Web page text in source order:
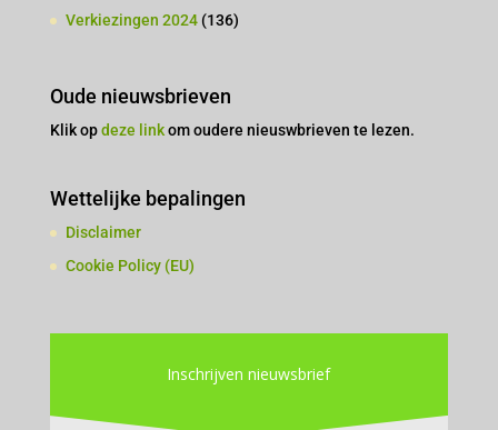
Verkiezingen 2024(136)
Oude nieuwsbrieven
Klik opdeze linkom oudere nieuswbrieven te lezen.
Wettelijke bepalingen
Disclaimer
Cookie Policy (EU)
Inschrijven nieuwsbrief